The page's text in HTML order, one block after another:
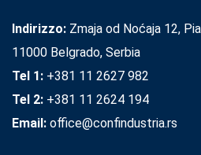
Indirizzo: Zmaja od Noćaja 12,
11000 Belgrado, Serbia
Tel 1: +381 11 2627 982
Tel 2: +381 11 2624 194
Email: office@confindustria.rs